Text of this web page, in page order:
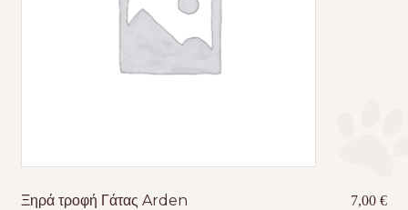
Ξηρά τροφή Γάτας Arden
7,00€